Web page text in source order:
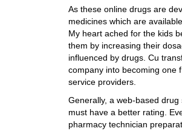
As these online drugs are
medicines which are
My heart ached for the kids
them by increasing their
influenced by drugs. Cu
company into becoming one
service providers.
Generally, a web-based
must have a better rating.
pharmacy technician